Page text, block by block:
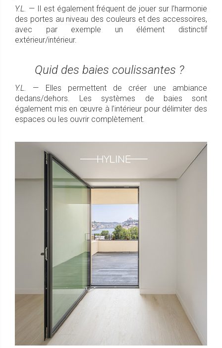
Y.L. — Il est également fréquent de jouer sur l’harmonie
des portes au niveau des couleurs et des accessoires,
avec par exemple un élément distinctif
extérieur/intérieur.
Quid des baies coulissantes ?
Y.L.
— Elles permettent de créer une ambiance
dedans/dehors. Les systèmes de baies sont
également mis en œuvre à l’intérieur pour délimiter des
espaces ou les ouvrir complètement.